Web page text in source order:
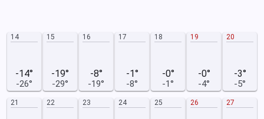
14
-14°
-26°
15
-19°
-29°
16
-8°
-19°
17
-1°
-8°
18
-0°
-1°
19
-0°
-4°
20
-3°
-5°
21 22 23 24 25 26 27